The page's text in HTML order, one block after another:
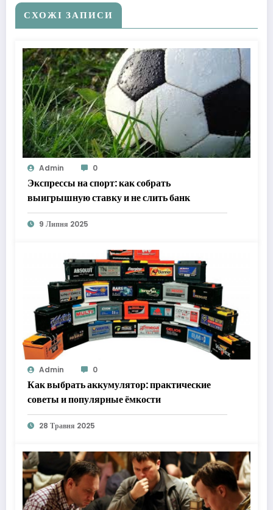
СХОЖІ ЗАПИСИ
Admin 0
Экспрессы на спорт: как собрать
выигрышную ставку и не слить банк
9 Липня 2025
Admin 0
Как выбрать аккумулятор: практические
советы и популярные ёмкости
28 Травня 2025